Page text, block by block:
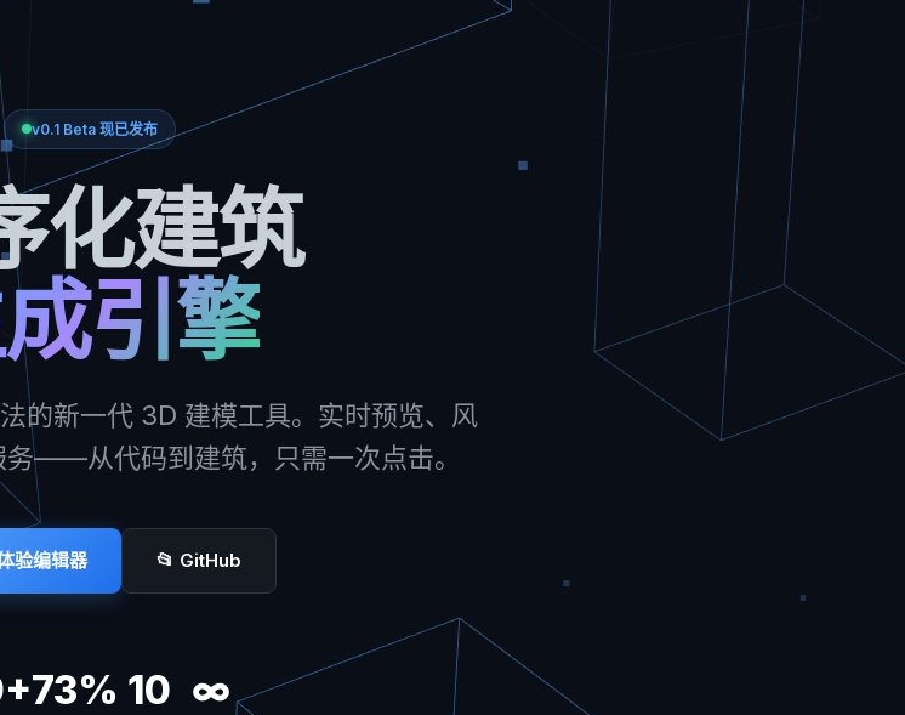
v0.1 Beta 现已发布
化建筑
引擎
的新一代 3D 建模工具。实时预览、风
——从代码到建筑，只需一次点击。
验编辑器 📂 GitHub
73% 10 ∞